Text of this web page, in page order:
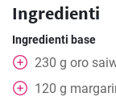
Ingredienti
Ingredienti base
230 g oro
120 g